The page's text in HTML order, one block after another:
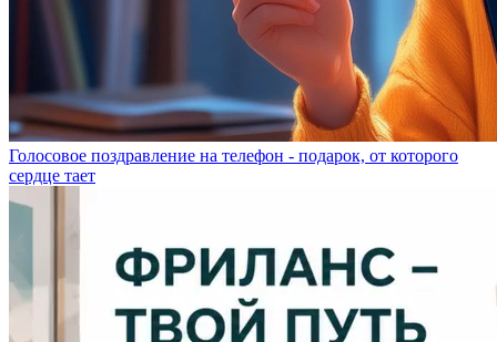
Голосовое поздравление на телефон - подарок, от которого
сердце тает